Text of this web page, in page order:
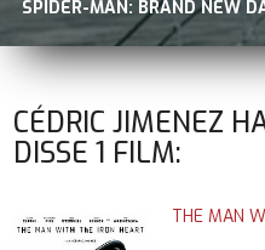
SPIDER-MAN: BRAND NEW
CÉDRIC JIMENEZ
DISSE 1 FILM:
THE MAN